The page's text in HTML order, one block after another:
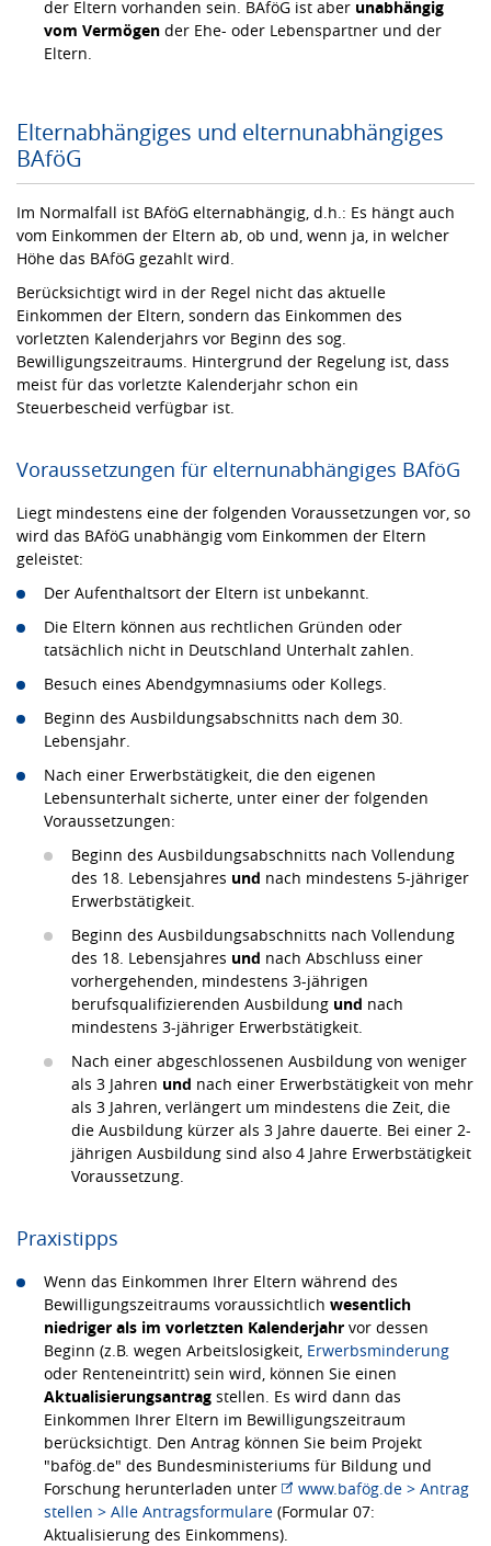
der Eltern vorhanden sein. BAföG ist aber unabhängig
vom Vermögen der Ehe- oder Lebenspartner und der
Eltern.
Elternabhängiges und elternunabhängiges
BAföG
Im Normalfall ist BAföG elternabhängig, d.h.: Es hängt auch
vom Einkommen der Eltern ab, ob und, wenn ja, in welcher
Höhe das BAföG gezahlt wird.
Berücksichtigt wird in der Regel nicht das aktuelle
Einkommen der Eltern, sondern das Einkommen des
vorletzten Kalenderjahrs vor Beginn des sog.
Bewilligungszeitraums. Hintergrund der Regelung ist, dass
meist für das vorletzte Kalenderjahr schon ein
Steuerbescheid verfügbar ist.
Voraussetzungen für elternunabhängiges BAföG
Liegt mindestens eine der folgenden Voraussetzungen vor, so
wird das BAföG unabhängig vom Einkommen der Eltern
geleistet:
Der Aufenthaltsort der Eltern ist unbekannt.
Die Eltern können aus rechtlichen Gründen oder
tatsächlich nicht in Deutschland Unterhalt zahlen.
Besuch eines Abendgymnasiums oder Kollegs.
Beginn des Ausbildungsabschnitts nach dem 30.
Lebensjahr.
Nach einer Erwerbstätigkeit, die den eigenen
Lebensunterhalt sicherte, unter einer der folgenden
Voraussetzungen:
Beginn des Ausbildungsabschnitts nach Vollendung
des 18. Lebensjahres und nach mindestens 5-jähriger
Erwerbstätigkeit.
Beginn des Ausbildungsabschnitts nach Vollendung
des 18. Lebensjahres und nach Abschluss einer
vorhergehenden, mindestens 3-jährigen
berufsqualifizierenden Ausbildung und nach
mindestens 3-jähriger Erwerbstätigkeit.
Nach einer abgeschlossenen Ausbildung von weniger
als 3 Jahren und nach einer Erwerbstätigkeit von mehr
als 3 Jahren, verlängert um mindestens die Zeit, die
die Ausbildung kürzer als 3 Jahre dauerte. Bei einer 2-
jährigen Ausbildung sind also 4 Jahre Erwerbstätigkeit
Voraussetzung.
Praxistipps
Wenn das Einkommen Ihrer Eltern während des
Bewilligungszeitraums voraussichtlich wesentlich
niedriger als im vorletzten Kalenderjahr vor dessen
Beginn (z.B. wegen Arbeitslosigkeit, Erwerbsminderung
oder Renteneintritt) sein wird, können Sie einen
Aktualisierungsantrag stellen. Es wird dann das
Einkommen Ihrer Eltern im Bewilligungszeitraum
berücksichtigt. Den Antrag können Sie beim Projekt
"bafög.de" des Bundesministeriums für Bildung und
Forschung herunterladen unter
www.bafög.de > Antrag
stellen > Alle Antragsformulare (Formular 07:
Aktualisierung des Einkommens).